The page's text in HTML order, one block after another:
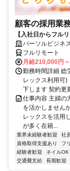
顧客の採用業
【入社日からフル
パーソルビジネ
フルリモート
月給210,000円
勤務時間詳細 総
レックス利用可
下します 契約更
仕事内容 主婦の
を活かしません
レックスを活用
が多く在籍...
業界未経験者歓迎 社
資格取得支援あり
フ
経験者歓迎
ネイルOK
交通費支給
長期歓迎